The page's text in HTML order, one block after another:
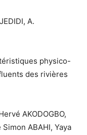
A.
physico-
des rivières
AKODOGBO,
ABAHI, Yaya